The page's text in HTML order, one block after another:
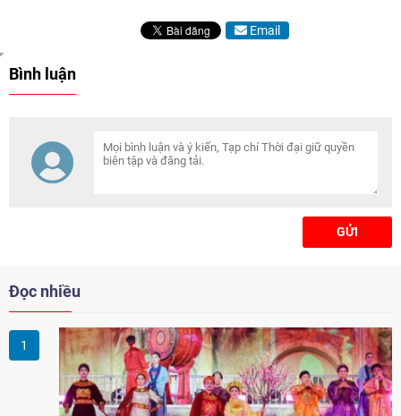
Email
Bình luận
GỬI
Đọc nhiều